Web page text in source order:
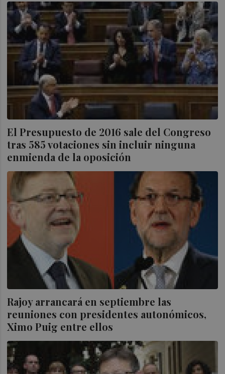
El Presupuesto de 2016 sale del Congreso
tras 585 votaciones sin incluir ninguna
enmienda de la oposición
Rajoy arrancará en septiembre las
reuniones con presidentes autonómicos,
Ximo Puig entre ellos